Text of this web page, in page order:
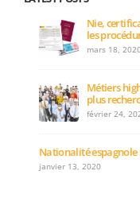
Nie, certificats
les procédures
Métiers high-
plus recherchés
Nationalité espagnole :